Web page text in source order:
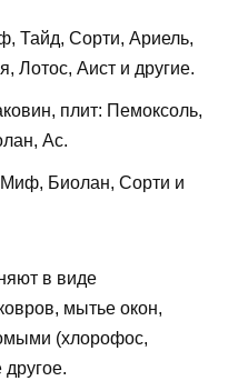
Тайд, Сорти, Ариель,
Лотос, Аист и другие.
плит: Пемоксоль,
Ас.
Биолан, Сорти и
в виде
мытье окон,
(хлорофос,